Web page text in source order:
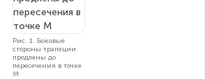
Рис. 1. Боковые
стороны трапеции
продлены до
пересечения в точке
M